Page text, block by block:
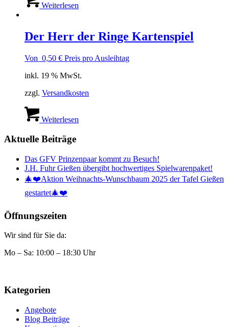
Weiterlesen
Der Herr der Ringe Kartenspiel
Von 0,50 € Preis pro Ausleihtag
inkl. 19 % MwSt.
zzgl. Versandkosten
Weiterlesen
Aktuelle Beiträge
Das GFV Prinzenpaar kommt zu Besuch!
J.H. Fuhr Gießen übergibt hochwertiges Spielwarenpaket!
🎄❤️Aktion Weihnachts-Wunschbaum 2025 der Tafel Gießen
gestartet🎄❤️
Öffnungszeiten
Wir sind für Sie da:
Mo – Sa: 10:00 – 18:30 Uhr
Kategorien
Angebote
Blog Beiträge